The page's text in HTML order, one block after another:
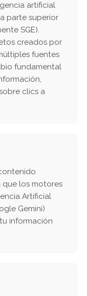
artificial
parte superior
SGE).
creados por
fuentes
fundamental
clics a
que los motores
Artificial
Gemini)
información